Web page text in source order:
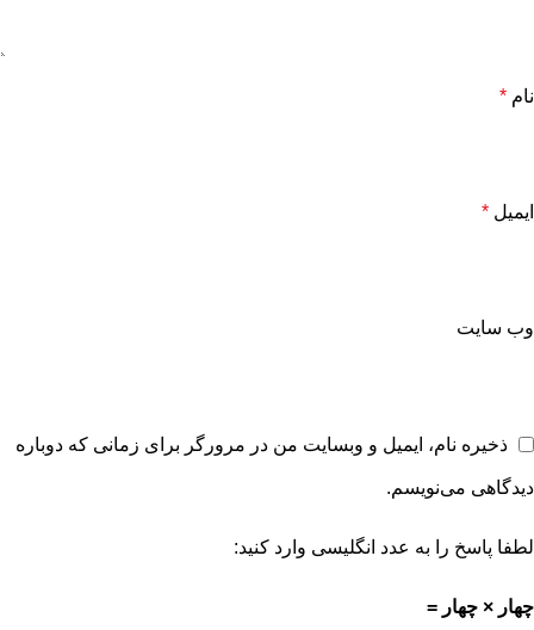
نام *
ایمیل *
وب‌ سایت
ذخیره نام، ایمیل و وبسایت من در مرورگر برای زمانی که دوباره
دیدگاهی می‌نویسم.
لطفا پاسخ را به عدد انگلیسی وارد کنید:
چهار × چهار =